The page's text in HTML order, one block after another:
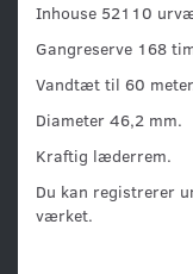
Inhouse 52110
Gangreserve 168
Vandtæt til 60
Diameter 46,2 mm.
Kraftig læderrem.
Du kan registrerer
værket.